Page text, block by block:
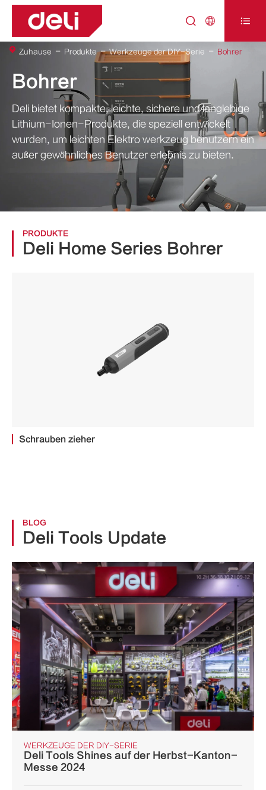
  
Bohrer
Deli bietet kompakte, leichte, sichere und langlebige
Lithium-Ionen-Produkte, die speziell entwickelt
wurden, um leichten Elektro werkzeug benutzern ein
außer gewöhnliches Benutzer erlebnis zu bieten.
Zuhause Produkte Werkzeuge der DIY-Serie Bohrer
PRODUKTE
Deli Home Series Bohrer
Schrauben zieher
BLOG
Deli Tools Update
WERKZEUGE DER DIY-SERIE
Deli Tools Shines auf der Herbst-Kanton-
Messe 2024